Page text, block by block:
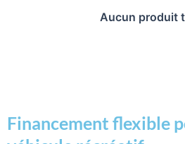
Aucun produit
Financement flexible